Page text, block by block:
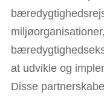
at udvikle og
Disse